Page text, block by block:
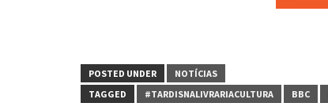
POSTED UNDER
NOTÍCIAS
TAGGED
#TARDISNALIVRARIACULTURA BBC